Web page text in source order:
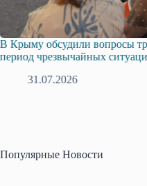
трудовых отношений в
Популярные Новости